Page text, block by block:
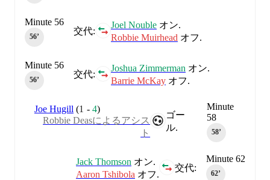
交代:
Joel Nouble オン.
Robbie Muirhead オフ.
Minute 56
56‎’‎
交代:
Joshua Zimmerman オン.
Barrie McKay オフ.
Minute 56
56‎’‎
Minute
58
58‎’‎
ゴー
ル.
Joe Hugill (1 -4)
Robbie Deasによるアシス
ト
Minute 62
62‎’‎
交代:
Jack Thomson オン.
Aaron Tshibola オフ.